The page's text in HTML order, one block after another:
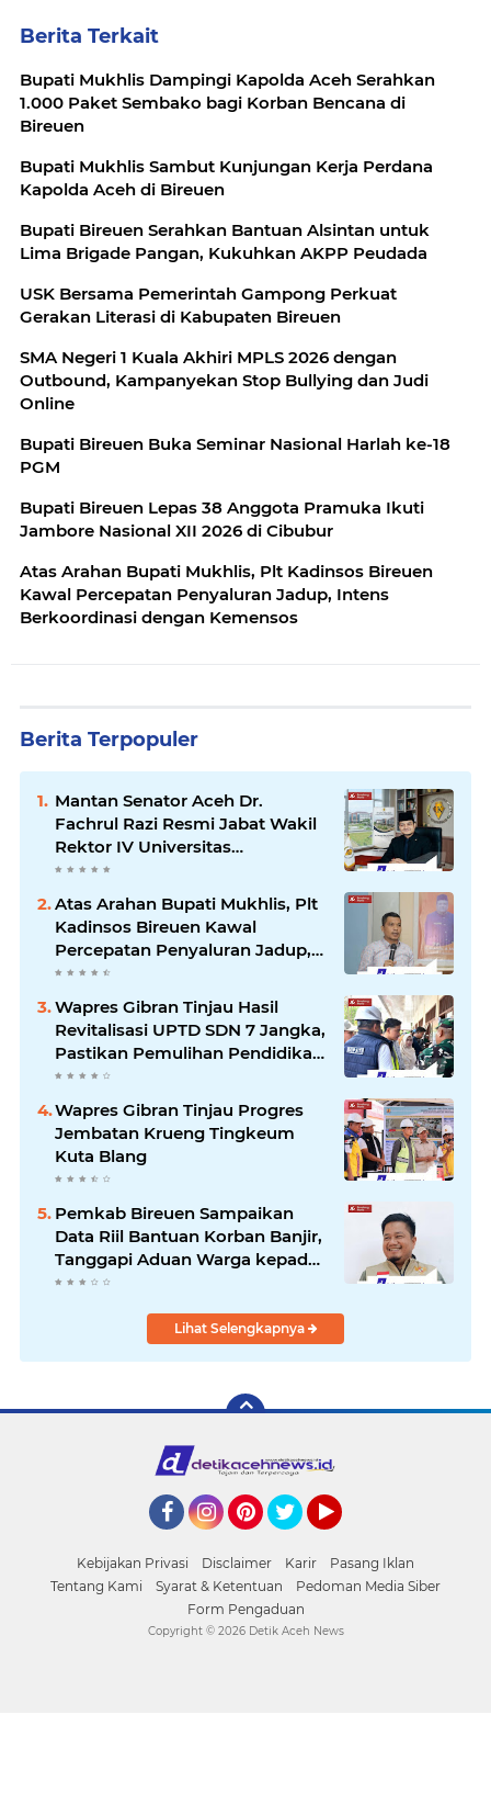
Berita Terkait
Bupati Mukhlis Dampingi Kapolda Aceh Serahkan
1.000 Paket Sembako bagi Korban Bencana di
Bireuen
Bupati Mukhlis Sambut Kunjungan Kerja Perdana
Kapolda Aceh di Bireuen
Bupati Bireuen Serahkan Bantuan Alsintan untuk
Lima Brigade Pangan, Kukuhkan AKPP Peudada
USK Bersama Pemerintah Gampong Perkuat
Gerakan Literasi di Kabupaten Bireuen
SMA Negeri 1 Kuala Akhiri MPLS 2026 dengan
Outbound, Kampanyekan Stop Bullying dan Judi
Online
Bupati Bireuen Buka Seminar Nasional Harlah ke-18
PGM
Bupati Bireuen Lepas 38 Anggota Pramuka Ikuti
Jambore Nasional XII 2026 di Cibubur
Atas Arahan Bupati Mukhlis, Plt Kadinsos Bireuen
Kawal Percepatan Penyaluran Jadup, Intens
Berkoordinasi dengan Kemensos
Berita Terpopuler
Mantan Senator Aceh Dr.
Fachrul Razi Resmi Jabat Wakil
Rektor IV Universitas
Kartamulia Purwakarta
Atas Arahan Bupati Mukhlis, Plt
Kadinsos Bireuen Kawal
Percepatan Penyaluran Jadup,
Intens Berkoordinasi dengan
Kemensos
Wapres Gibran Tinjau Hasil
Revitalisasi UPTD SDN 7 Jangka,
Pastikan Pemulihan Pendidikan
Pascabencana Berjalan Optimal
Wapres Gibran Tinjau Progres
Jembatan Krueng Tingkeum
Kuta Blang
Pemkab Bireuen Sampaikan
Data Riil Bantuan Korban Banjir,
Tanggapi Aduan Warga kepada
Wapres
Lihat Selengkapnya
Kebijakan Privasi Disclaimer Karir
Pasang Iklan
Tentang Kami
Syarat & Ketentuan
Pedoman Media Siber
Form Pengaduan
Copyright © 2026 Detik Aceh News